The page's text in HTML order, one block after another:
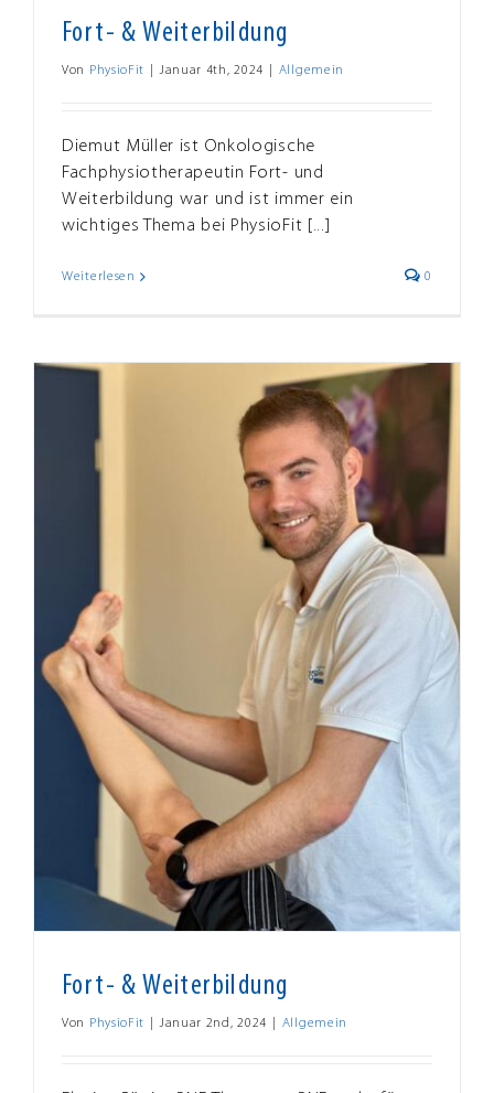
Fort- & Weiterbildung
Von PhysioFit Januar 4th, 2024 Allgemein
Diemut Müller ist Onkologische
Fachphysiotherapeutin Fort- und
Weiterbildung war und ist immer ein
wichtiges Thema bei PhysioFit [...]
Weiterlesen 0
Fort- & Weiterbildung
Von PhysioFit Januar 2nd, 2024 Allgemein